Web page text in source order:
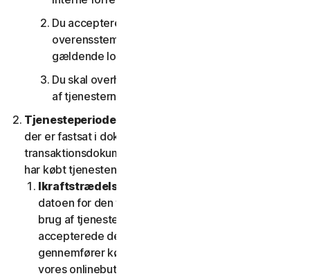
Du accepterer at bruge tjenesterne i
overensstemmelse med denne LSA og alle
gældende love og regler
Du skal overholde alle tekniske begrænsninger
af tjenesterne og/eller softwaren.
Tjenesteperiode.
der er fastsat i dokumentationen eller i den gældende
transaktionsdokumentation fra den udbyder, som du
har købt tjenesten hos.
Ikraftstrædelsesdato.
datoen for den første installation af softwaren eller
brug af tjenesten; eller (b) datoen, hvor du
accepterede denne LSA; eller (c) den dato, hvor du
gennemfører købet, hvis du har købt tjenesten i
vores onlinebutik; eller (d) den dato, der er